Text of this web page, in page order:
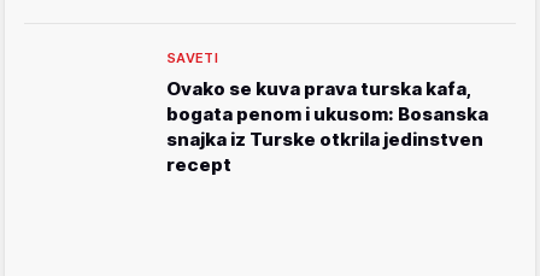
SAVETI
Ovako se kuva prava turska kafa,
bogata penom i ukusom: Bosanska
snajka iz Turske otkrila jedinstven
recept